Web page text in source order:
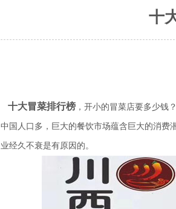
十
十大冒菜排行榜 ，开小的冒菜店要多少钱
中国人口多，巨大的餐饮市场蕴含巨大的消费
业经久不衰是有原因的。